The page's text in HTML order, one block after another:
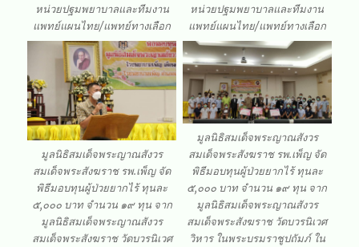
หน่วยปฐมพยาบาลและทีมงาน
แพทย์แผนไทย/แพทย์ทางเลือก
หน่วยปฐมพยาบาลและทีมงาน
แพทย์แผนไทย/แพทย์ทางเลือก
มูลนิธิสมเด็จพระญาณสังวร
สมเด็จพระสังฆราช รพ.เพ็ญ จัด
พิธีมอบทุนผู้ป่วยยากไร้ ทุนละ
๕,๐๐๐ บาท จำนวน ๑๙ ทุน จาก
มูลนิธิสมเด็จพระญาณสังวร
สมเด็จพระสังฆราช วัดบวรนิเวศ
มูลนิธิสมเด็จพระญาณสังวร
สมเด็จพระสังฆราช รพ.เพ็ญ จัด
พิธีมอบทุนผู้ป่วยยากไร้ ทุนละ
๕,๐๐๐ บาท จำนวน ๑๙ ทุน จาก
มูลนิธิสมเด็จพระญาณสังวร
สมเด็จพระสังฆราช วัดบวรนิเวศ
วิหาร ในพระบรมราชูปถัมภ์ ใน